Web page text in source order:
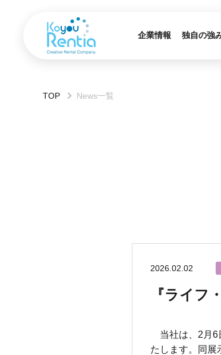
企業情報 独自の強
TOP News一覧
2026.02.02
『ライフ
当社は、 2 月 6
たします。同展